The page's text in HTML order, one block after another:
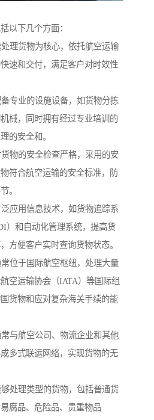
以下几个方面：
理货物为核心，依托航空运输
速和交付，满足客户对时效性
专业的设施设备，如货物分拣
械，同时拥有经过专业培训的
的安全和。
物的安全检查严格，采用的安
符合航空运输的安全标准，防
。
应用信息技术，如货物追踪系
）和自动化管理系统，提高货
方便客户实时查询货物状态。
位于国际航空枢纽，处理大量
空运输协会（IATA）等国际组
货物和应对复杂海关手续的能
与航空公司、物流企业和其他
多式联运网络，实现货物的无
处理类型的货物，包括普通货
腐品、危险品、贵重物品